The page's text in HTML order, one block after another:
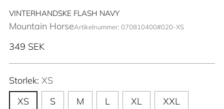
VINTERHANDSKE FLASH NAVY
Mountain HorseArtikelnummer: 070810400#020-XS
Ordinarie
349 SEK
Storlek: XS
XS
S M L XL XXL